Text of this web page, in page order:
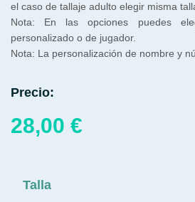
el caso de tallaje adulto elegir misma
Nota: En las opciones puedes
personalizado o de jugador.
Nota: La personalización de nombre y
Precio:
28,00 €
Talla